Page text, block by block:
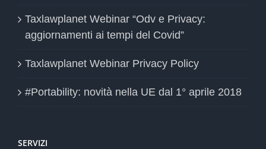
Taxlawplanet Webinar “Odv e Privacy:
aggiornamenti ai tempi del Covid”
Taxlawplanet Webinar Privacy Policy
#Portability: novità nella UE dal 1° aprile 2018
SERVIZI